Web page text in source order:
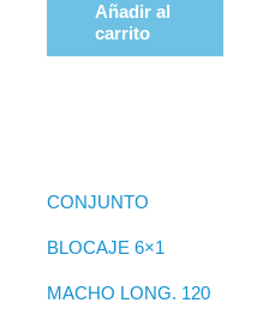
Añadir al
carrito
CONJUNTO
BLOCAJE 6×1
MACHO LONG. 120